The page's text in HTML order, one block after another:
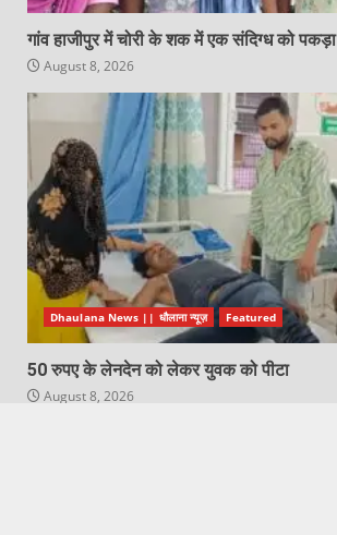
गांव हाजीपुर में चोरी के शक में एक संदिग्ध को पकड़ा
August 8, 2026
Dhaulana News || धौलाना न्यूज़ Featured
50 रुपए के लेनदेन को लेकर युवक को पीटा
August 8, 2026